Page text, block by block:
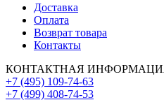
Доставка
Оплата
Возврат товара
Контакты
КОНТАКТНАЯ
+7 (495) 109-74-63
+7 (499) 408-74-53